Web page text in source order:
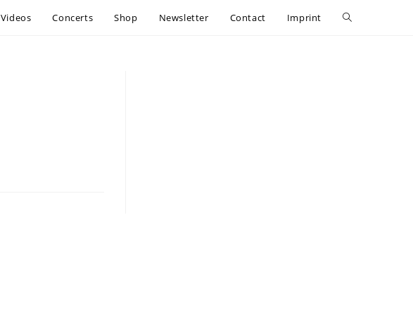
Videos Concerts Shop Newsletter Contact Imprint